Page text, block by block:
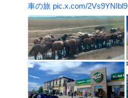
車の旅 pic.x.com/2Vs9YNIbl9